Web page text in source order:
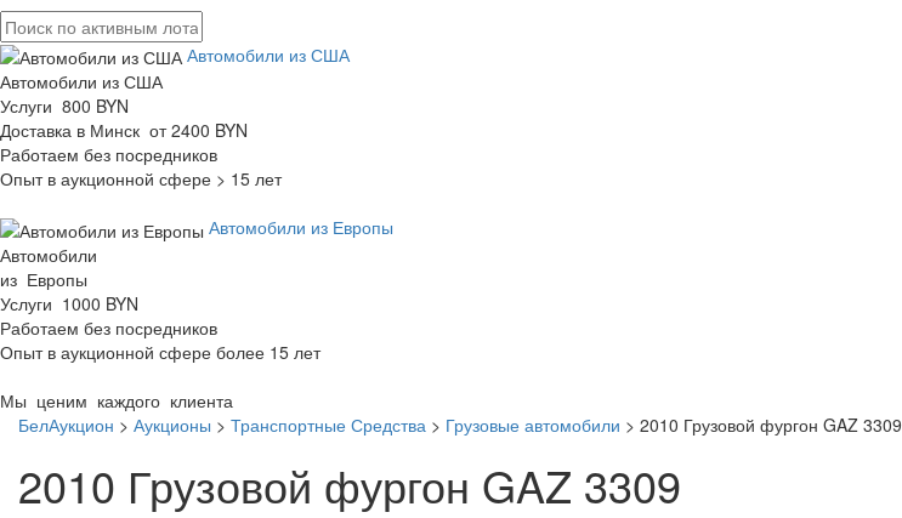
Автомобили из США
Автомобили из США
Услуги 800 BYN
Доставка в Минск от 2400 BYN
Работаем без посредников
Опыт в аукционной сфере > 15 лет
Автомобили из Европы
Автомобили
из Европы
Услуги 1000 BYN
Работаем без посредников
Опыт в аукционной сфере более 15 лет
Мы ценим каждого клиента
БелАукцион > Аукционы > Транспортные Средства > Грузовые автомобили > 2010 Грузовой фургон GAZ 3309
2010 Грузовой фургон GAZ 3309